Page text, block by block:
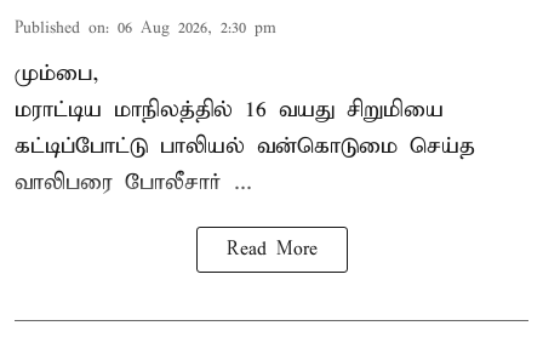
Published on: 06 Aug 2026, 2:30 pm
மும்பை,
மராட்டிய மாநிலத்தில் 16 வயது சிறுமியை
கட்டிப்போட்டு பாலியல் வன்கொடுமை செய்த
வாலிபரை போலீசார் ...
Read More